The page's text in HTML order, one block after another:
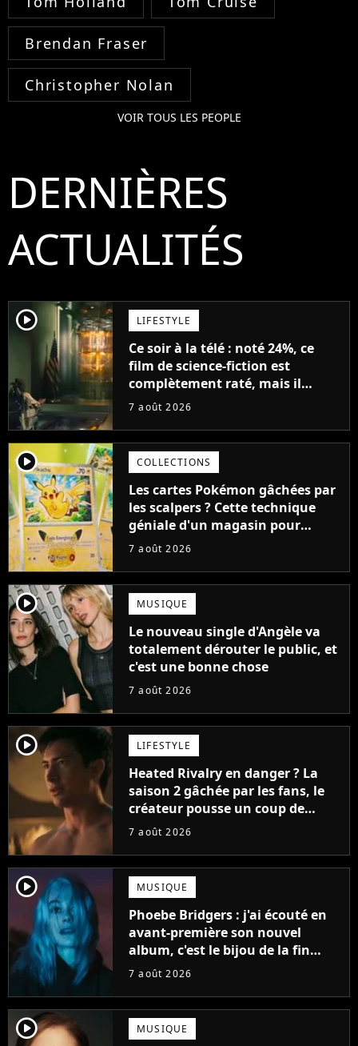
Brendan Fraser
Christopher Nolan
VOIR TOUS LES PEOPLE
DERNIÈRES
ACTUALITÉS
player2 LIFESTYLE
Ce soir à la télé : noté 24%, ce
film de science-fiction est
complètement raté, mais il
aurait pu être encore pire à
7 août 2026
player2 COLLECTIONS
Les cartes Pokémon gâchées par
les scalpers ? Cette technique
géniale d'un magasin pour
ruiner les revendeurs
7 août 2026
player2 MUSIQUE
Le nouveau single d'Angèle va
totalement dérouter le public, et
c'est une bonne chose
7 août 2026
player2 LIFESTYLE
Heated Rivalry en danger ? La
saison 2 gâchée par les fans, le
créateur pousse un coup de
gueule
7 août 2026
player2 MUSIQUE
Phoebe Bridgers : j'ai écouté en
avant-première son nouvel
album, c'est le bijou de la fin
d'été
7 août 2026
player2 MUSIQUE